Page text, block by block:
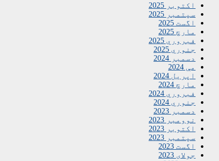
اکتوبر 2025
سپتمبر 2025
اگست 2025
مارچ 2025
فبروري 2025
جنوري 2025
دسمبر 2024
مې 2024
اپریل 2024
مارچ 2024
فبروري 2024
جنوري 2024
دسمبر 2023
نوومبر 2023
اکتوبر 2023
سپتمبر 2023
اگست 2023
جولای 2023